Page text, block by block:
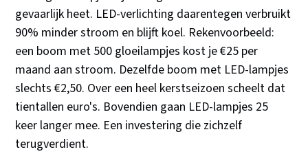
gevaarlijk heet. LED-verlichting daarentegen verbruikt
90% minder stroom en blijft koel. Rekenvoorbeeld:
een boom met 500 gloeilampjes kost je €25 per
maand aan stroom. Dezelfde boom met LED-lampjes
slechts €2,50. Over een heel kerstseizoen scheelt dat
tientallen euro's. Bovendien gaan LED-lampjes 25
keer langer mee. Een investering die zichzelf
terugverdient.